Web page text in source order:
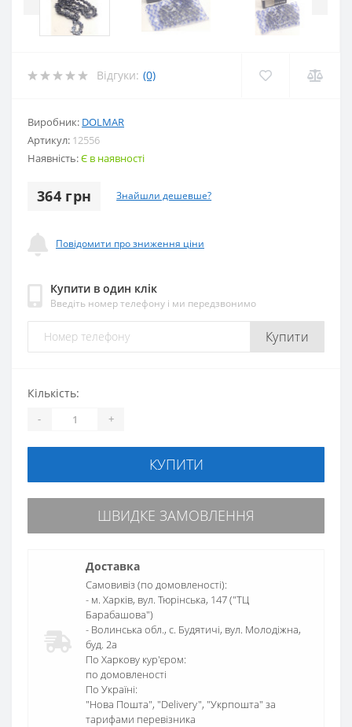
Відгуки: (0)
Виробник: DOLMAR
Артикул: 12556
Наявність:Є в наявності
364 грн Знайшли дешевше?
Повідомити про зниження ціни
Купити в один клік
Введіть номер телефону і ми передзвонимо
Купити
Кількість:
- +
КУПИТИ
ШВИДКЕ ЗАМОВЛЕННЯ
Доставка
Самовивіз (по домовленості):
- м. Харків, вул. Тюрінська, 147 ("ТЦ
Барабашова")
- Волинська обл., c. Будятичі, вул. Молодіжна,
буд. 2а
По Харкову кур'єром:
по домовленості
По Україні:
"Нова Пошта", "Delivery", "Укрпошта" за
тарифами перевізника